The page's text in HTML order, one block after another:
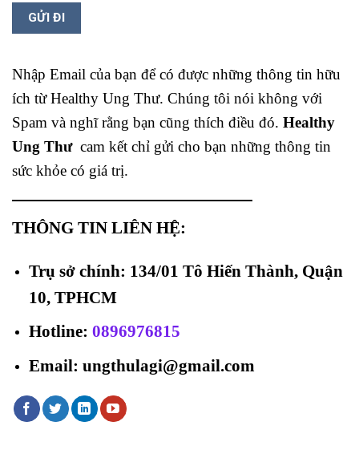
Nhập Email của bạn để có được những thông tin hữu
ích từ Healthy Ung Thư. Chúng tôi nói không với
Spam và nghĩ rằng bạn cũng thích điều đó. Healthy
Ung Thư cam kết chỉ gửi cho bạn những thông tin
sức khỏe có giá trị.
THÔNG TIN LIÊN HỆ:
Trụ sở chính: 134/01 Tô Hiến Thành, Quận
10, TPHCM
Hotline: 0896976815
Email: ungthulagi@gmail.com